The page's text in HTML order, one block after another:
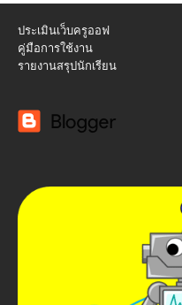
ประเมินเว็บครูออฟ
คู่มือการใช้งาน
รายงานสรุปนักเรียน